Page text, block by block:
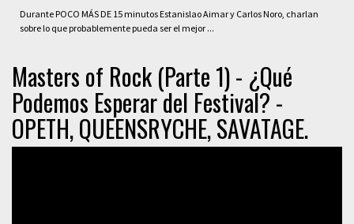
Durante POCO MÁS DE 15 minutos Estanislao Aimar y Carlos Noro, charlan
sobre lo que probablemente pueda ser el mejor ...
Masters of Rock (Parte 1) - ¿Qué
Podemos Esperar del Festival? -
OPETH, QUEENSRYCHE, SAVATAGE.